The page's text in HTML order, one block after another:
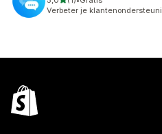
1 recensies in totaal
Verbeter je